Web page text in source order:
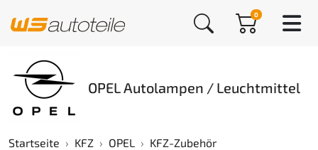
0
OPEL Autolampen / Leuchtmittel
Startseite KFZ OPEL
KFZ-Zubehör